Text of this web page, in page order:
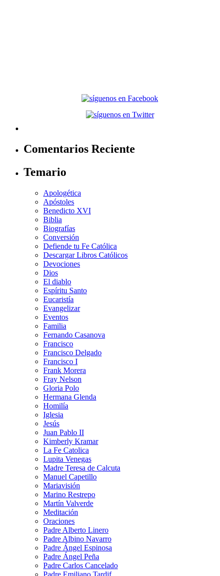
Comentarios Reciente
Temario
Apologética
Apóstoles
Benedicto XVI
Biblia
Biografías
Conversión
Defiende tu Fe Católica
Descargar Libros Católicos
Devociones
Dios
El diablo
Espíritu Santo
Eucaristía
Evangelizar
Eventos
Familia
Fernando Casanova
Francisco
Francisco Delgado
Francisco I
Frank Morera
Fray Nelson
Gloria Polo
Hermana Glenda
Homilía
Iglesia
Jesús
Juan Pablo II
Kimberly Kramar
La Fe Catolica
Lupita Venegas
Madre Teresa de Calcuta
Manuel Capetillo
Mariavisión
Marino Restrepo
Martín Valverde
Meditación
Oraciones
Padre Alberto Linero
Padre Albino Navarro
Padre Ángel Espinosa
Padre Ángel Peña
Padre Carlos Cancelado